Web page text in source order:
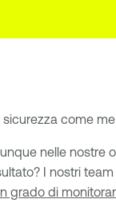
come
nelle nostre
I nostri
grado di